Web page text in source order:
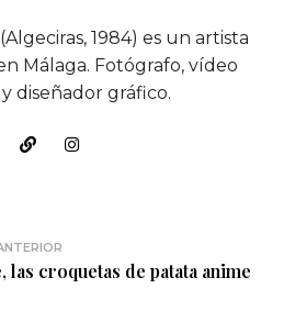
1984) es un artista
Málaga. Fotógrafo, vídeo
diseñador gráfico.
las croquetas de patata anime